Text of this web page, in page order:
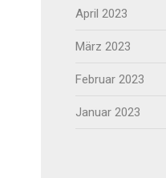
April 2023
März 2023
Februar 2023
Januar 2023